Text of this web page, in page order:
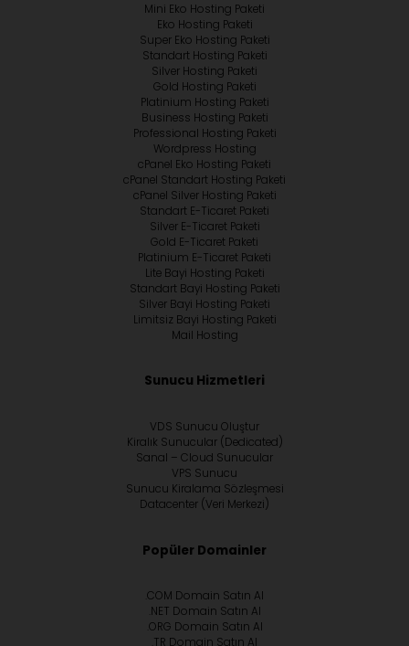
Mini Eko Hosting Paketi
Eko Hosting Paketi
Super Eko Hosting Paketi
Standart Hosting Paketi
Silver Hosting Paketi
Gold Hosting Paketi
Platinium Hosting Paketi
Business Hosting Paketi
Professional Hosting Paketi
Wordpress Hosting
cPanel Eko Hosting Paketi
cPanel Standart Hosting Paketi
cPanel Silver Hosting Paketi
Standart E-Ticaret Paketi
Silver E-Ticaret Paketi
Gold E-Ticaret Paketi
Platinium E-Ticaret Paketi
Lite Bayi Hosting Paketi
Standart Bayi Hosting Paketi
Silver Bayi Hosting Paketi
Limitsiz Bayi Hosting Paketi
Mail Hosting
Sunucu Hizmetleri
VDS Sunucu Oluştur
Kiralık Sunucular (Dedicated)
Sanal – Cloud Sunucular
VPS Sunucu
Sunucu Kiralama Sözleşmesi
Datacenter (Veri Merkezi)
Popüler Domainler
.COM Domain Satın Al
.NET Domain Satın Al
.ORG Domain Satın Al
.TR Domain Satın Al